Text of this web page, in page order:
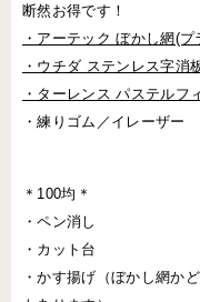
断然お得です！
・アーテック ぼかし網(
・ウチダ ステンレス字消
・ターレンス パステルフ
・練りゴム／イレーザー
＊100均＊
・ペン消し
・カット台
・かす揚げ（ぼかし網か